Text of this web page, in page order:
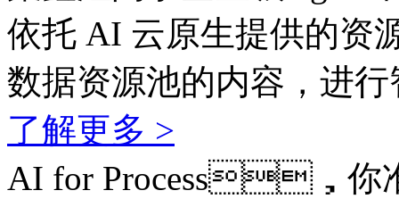
依托 AI 云原生提供的资源
数据资源池的内容，
了解更多 >
AI for Process，你